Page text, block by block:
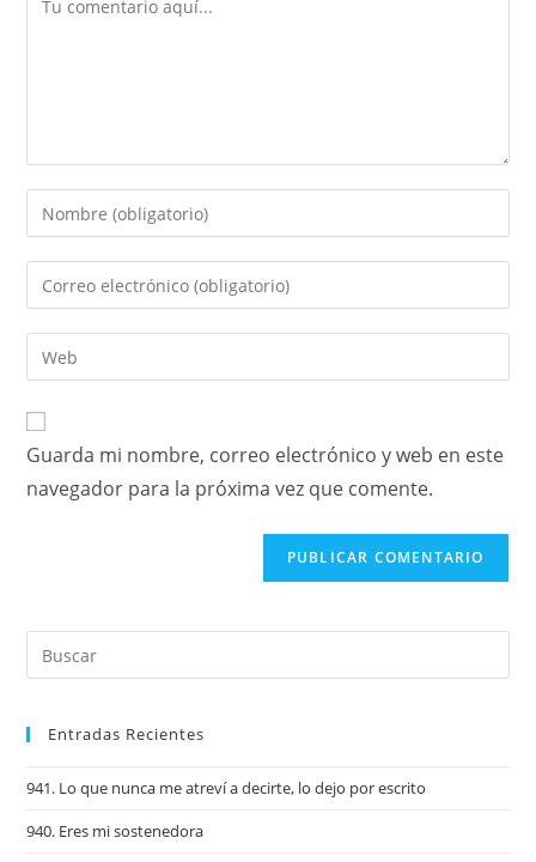
Guarda mi nombre, correo electrónico y web en este
navegador para la próxima vez que comente.
Entradas Recientes
941. Lo que nunca me atreví a decirte, lo dejo por escrito
940. Eres mi sostenedora